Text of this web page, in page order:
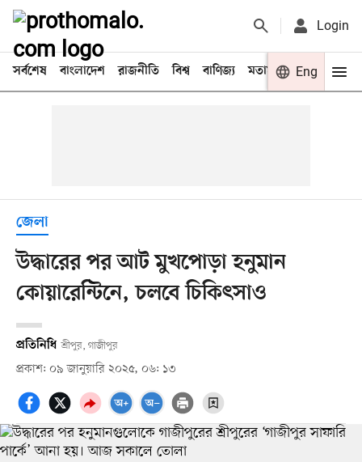
Login
সর্বশেষ বাংলাদেশ রাজনীতি বিশ্ব বাণিজ্য মতামত খেলা
Eng
জেলা
উদ্ধারের পর আট মুখপোড়া হনুমান
কোয়ারেন্টিনে, চলবে চিকিৎসাও
প্রতিনিধি শ্রীপুর, গাজীপুর
প্রকাশ: ০৯ জানুয়ারি ২০২৫, ০৬: ১৩